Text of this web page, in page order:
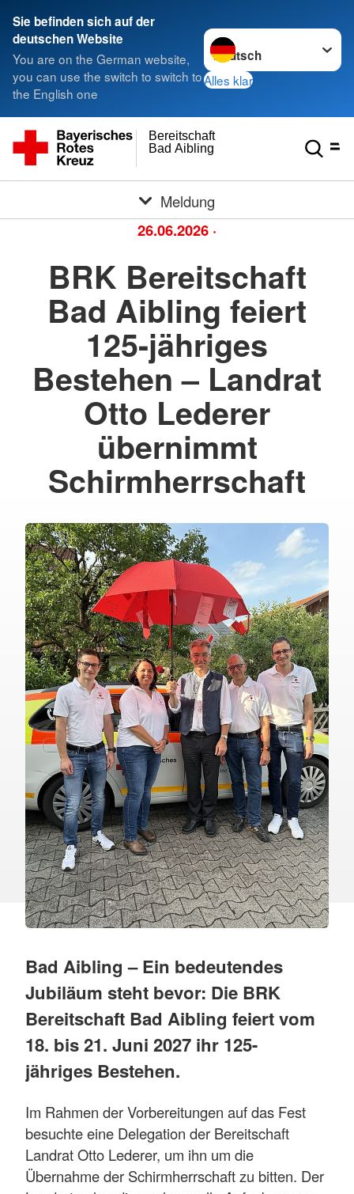
Sie befinden sich auf der
deutschen Website
You are on the German website,
you can use the switch to switch to
the English one
Sprache wechseln zu
Alles klar
Bad Aibling
Bereitschaft
Meldung
26.06.2026 ·
BRK Bereitschaft
Bad Aibling feiert
125-jähriges
Bestehen – Landrat
Otto Lederer
übernimmt
Schirmherrschaft
Bad Aibling – Ein bedeutendes
Jubiläum steht bevor: Die BRK
Bereitschaft Bad Aibling feiert vom
18. bis 21. Juni 2027 ihr 125-
jähriges Bestehen.
Im Rahmen der Vorbereitungen auf das Fest
besuchte eine Delegation der Bereitschaft
Landrat Otto Lederer, um ihn um die
Übernahme der Schirmherrschaft zu bitten. Der